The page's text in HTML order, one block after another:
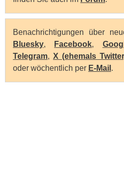
Benachrichtigungen über
Bluesky, Facebook,
Telegram, X (ehemals
oder wöchentlich per E-Mail .